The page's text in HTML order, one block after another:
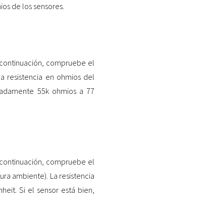
de los sensores.
compruebe el
resistencia en ohmios del
55k ohmios a 77
compruebe el
ambiente). La resistencia
Si el sensor está bien,